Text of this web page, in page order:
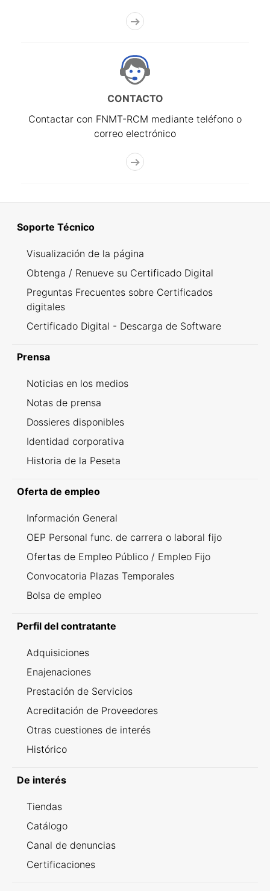
CONTACTO
Contactar con FNMT-RCM mediante teléfono o
correo electrónico
Soporte Técnico
Visualización de la página
Obtenga / Renueve su Certificado Digital
Preguntas Frecuentes sobre Certificados
digitales
Certificado Digital - Descarga de Software
Prensa
Noticias en los medios
Notas de prensa
Dossieres disponibles
Identidad corporativa
Historia de la Peseta
Oferta de empleo
Información General
OEP Personal func. de carrera o laboral fijo
Ofertas de Empleo Público / Empleo Fijo
Convocatoria Plazas Temporales
Bolsa de empleo
Perfil del contratante
Adquisiciones
Enajenaciones
Prestación de Servicios
Acreditación de Proveedores
Otras cuestiones de interés
Histórico
De interés
Tiendas
Catálogo
Canal de denuncias
Certificaciones